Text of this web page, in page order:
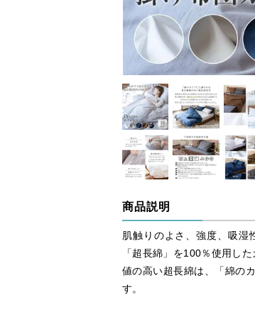
商品説明
肌触りのよさ、強度、吸
「超長綿」を100％使用し
値の高い超長綿は、「綿の
す。